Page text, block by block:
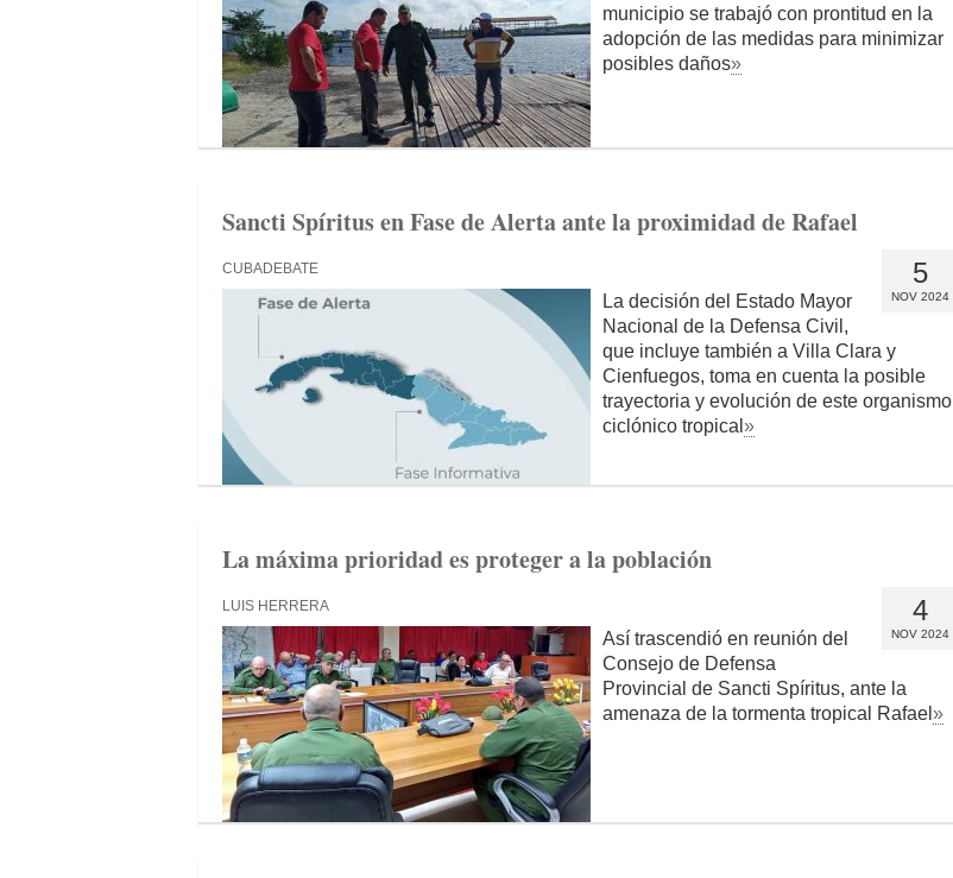
municipio se trabajó con prontitud en la
adopción de las medidas para minimizar
posibles daños»
Sancti Spíritus en Fase de Alerta ante la proximidad de Rafael
5
NOV 2024
CUBADEBATE
La decisión del Estado Mayor
Nacional de la Defensa Civil,
que incluye también a Villa Clara y
Cienfuegos, toma en cuenta la posible
trayectoria y evolución de este organismo
ciclónico tropical »
La máxima prioridad es proteger a la población
4
NOV 2024
LUIS HERRERA
Así trascendió en reunión del
Consejo de Defensa
Provincial de Sancti Spíritus, ante la
amenaza de la tormenta tropical Rafael »